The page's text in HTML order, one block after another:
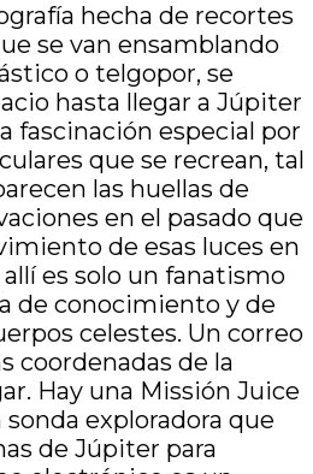
hecha de recortes
se van ensamblando
o telgopor, se
hasta llegar a Júpiter
fascinación especial por
que se recrean, tal
las huellas de
en el pasado que
de esas luces en
es solo un fanatismo
de conocimiento y de
celestes. Un correo
coordenadas de la
Hay una Missión Juice
sonda exploradora que
de Júpiter para